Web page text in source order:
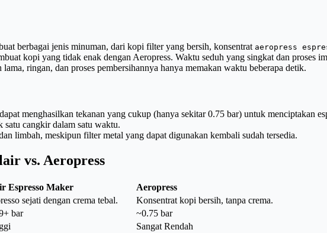
berbagai jenis minuman, dari kopi filter yang bersih, konsentrat aeropress
kopi yang tidak enak dengan Aeropress. Waktu seduh yang singkat dan proses
ringan, dan proses pembersihannya hanya memakan waktu beberapa detik.
menghasilkan tekanan yang cukup (hanya sekitar 0.75 bar) untuk menciptakan
cangkir dalam satu waktu.
limbah, meskipun filter metal yang dapat digunakan kembali sudah tersedia.
vs. Aeropress
Espresso Maker
Aeropress
sejati dengan crema tebal.
Konsentrat kopi bersih, tanpa crema.
bar
~0.75 bar
Sangat Rendah